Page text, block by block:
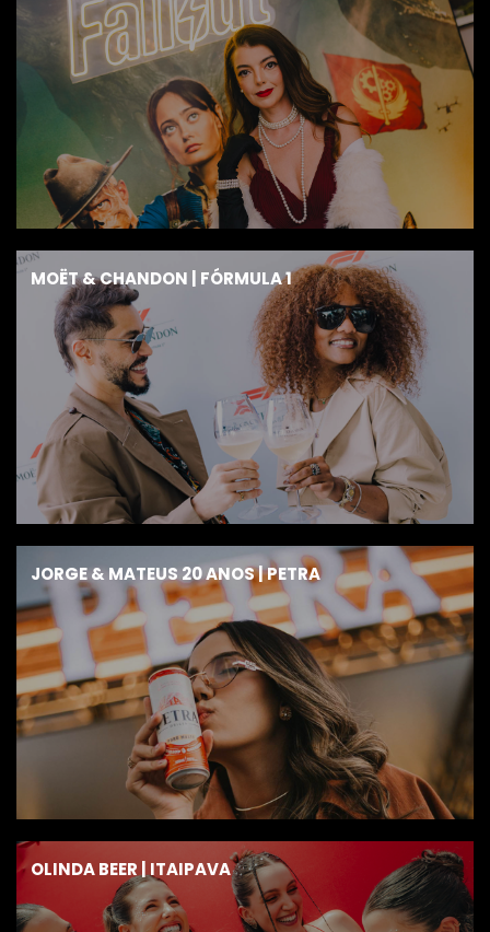
MOËT & CHANDON | FÓRMULA 1
JORGE & MATEUS 20 ANOS | PETRA
OLINDA BEER | ITAIPAVA